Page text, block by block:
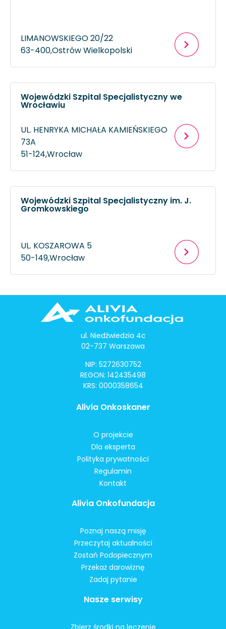
LIMANOWSKIEGO 20/22
63-400,Ostrów Wielkopolski
Wojewódzki Szpital Specjalistyczny we
Wrocławiu
UL. HENRYKA MICHAŁA KAMIEŃSKIEGO
73A
51-124,Wrocław
Wojewódzki Szpital Specjalistyczny im. J.
Gromkowskiego
UL. KOSZAROWA 5
50-149,Wrocław
ul. Niedźwiedzia 4c
02-737 Warszawa
NIP: 5272630752
REGON: 142435498
KRS: 0000358654
Alivia Onkoskaner
O projekcie
Dla eksperta
Polityka prywatności
Regulamin
Kontakt
Alivia Onkofundacja
Poznaj naszą misję
Przeczytaj aktualności
Zostań Podopiecznym
Przekaż darowiznę
Zadaj pytanie
Nasze serwisy
Zbierz środki na leczenie